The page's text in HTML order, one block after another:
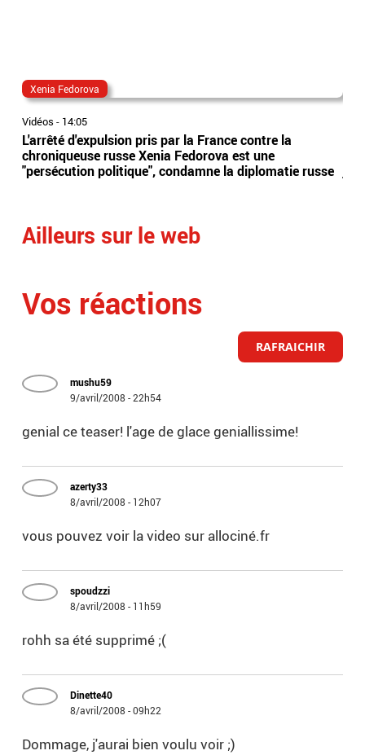
Xenia Fedorova
Vidéos - 14:05
L'arrêté d'expulsion pris par la France contre la
chroniqueuse russe Xenia Fedorova est une
"persécution politique", condamne la diplomatie russe
Ailleurs sur le web
Vos réactions
RAFRAICHIR
mushu59
9/avril/2008 - 22h54
genial ce teaser! l'age de glace geniallissime!
azerty33
8/avril/2008 - 12h07
vous pouvez voir la video sur allociné.fr
spoudzzi
8/avril/2008 - 11h59
rohh sa été supprimé ;(
Dinette40
8/avril/2008 - 09h22
Dommage, j'aurai bien voulu voir ;)